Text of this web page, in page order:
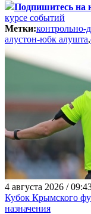
Подпишитесь на
курсе событий
Метки:контрольно-
алустон-юбк алушта,
4 августа 2026 /
Кубок Крымского
назначения